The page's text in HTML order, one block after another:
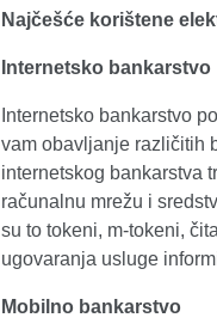
Najčešće korištene
Internetsko bankarstvo
Internetsko bankarstvo
vam obavljanje različitih
internetskog bankarstva
računalnu mrežu i
su to tokeni, m-tokeni,
ugovaranja usluge
Mobilno bankarstvo